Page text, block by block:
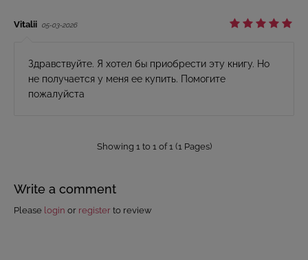
Vitalii 05-03-2026
Здравствуйте. Я хотел бы приобрести эту книгу. Но
не получается у меня ее купить. Помогите
пожалуйста
Showing 1 to 1 of 1 (1 Pages)
Write a comment
Please login or register to review